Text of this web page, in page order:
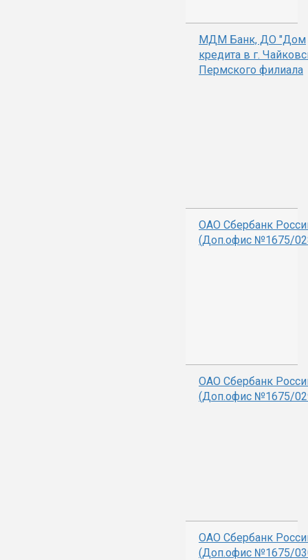
МДМ Банк, ДО "Дом
кредита в г.
Пермского филиала
ОАО Сбербанк
(Доп.офис №1675/
ОАО Сбербанк
(Доп.офис №1675/
ОАО Сбербанк
(Доп.офис №1675/